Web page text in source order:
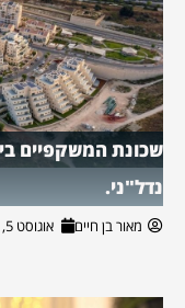
שכונת המשקפיים
נדל"ני.
מאור בן חיים אוגוסט 5, 2026